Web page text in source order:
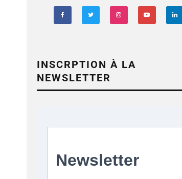
INSCRPTION À LA
NEWSLETTER